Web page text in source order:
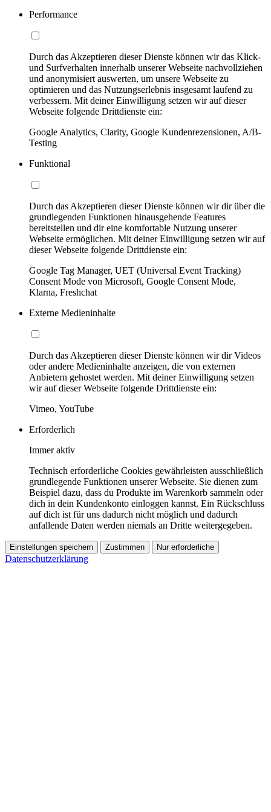
Performance
Durch das Akzeptieren dieser Dienste können wir das Klick-
und Surfverhalten innerhalb unserer Webseite nachvollziehen
und anonymisiert auswerten, um unsere Webseite zu
optimieren und das Nutzungserlebnis insgesamt laufend zu
verbessern. Mit deiner Einwilligung setzen wir auf dieser
Webseite folgende Drittdienste ein:
Google Analytics, Clarity, Google Kundenrezensionen, A/B-
Testing
Funktional
Durch das Akzeptieren dieser Dienste können wir dir über die
grundlegenden Funktionen hinausgehende Features
bereitstellen und dir eine komfortable Nutzung unserer
Webseite ermöglichen. Mit deiner Einwilligung setzen wir auf
dieser Webseite folgende Drittdienste ein:
Google Tag Manager, UET (Universal Event Tracking)
Consent Mode von Microsoft, Google Consent Mode,
Klarna, Freshchat
Externe Medieninhalte
Durch das Akzeptieren dieser Dienste können wir dir Videos
oder andere Medieninhalte anzeigen, die von externen
Anbietern gehostet werden. Mit deiner Einwilligung setzen
wir auf dieser Webseite folgende Drittdienste ein:
Vimeo, YouTube
Erforderlich
Immer aktiv
Technisch erforderliche Cookies gewährleisten ausschließlich
grundlegende Funktionen unserer Webseite. Sie dienen zum
Beispiel dazu, dass du Produkte im Warenkorb sammeln oder
dich in dein Kundenkonto einloggen kannst. Ein Rückschluss
auf dich ist für uns dadurch nicht möglich und dadurch
anfallende Daten werden niemals an Dritte weitergegeben.
Einstellungen speichern Zustimmen Nur erforderliche
Datenschutzerklärung